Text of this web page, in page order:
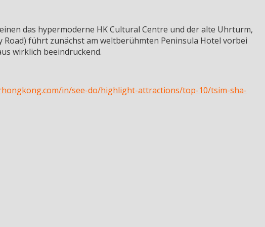
das hypermoderne HK Cultural Centre und der alte Uhrturm,
führt zunächst am weltberühmten Peninsula Hotel vorbei
wirklich beeindruckend.
in/see-do/highlight-attractions/top-10/tsim-sha-